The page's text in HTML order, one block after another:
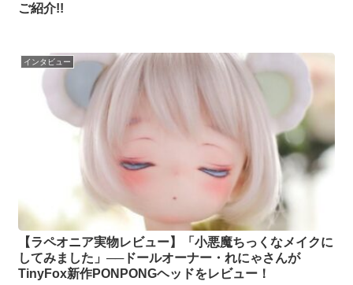
ご紹介!!
インタビュー
【ラペオニア実物レビュー】「小悪魔ちっくなメイクに
してみました」──ドールオーナー・れにゃさんが
TinyFox新作PONPONGヘッドをレビュー！